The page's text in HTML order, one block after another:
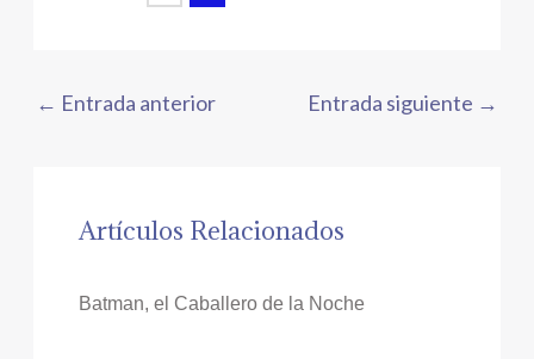
← Entrada anterior Entrada siguiente →
Artículos Relacionados
Batman, el Caballero de la Noche